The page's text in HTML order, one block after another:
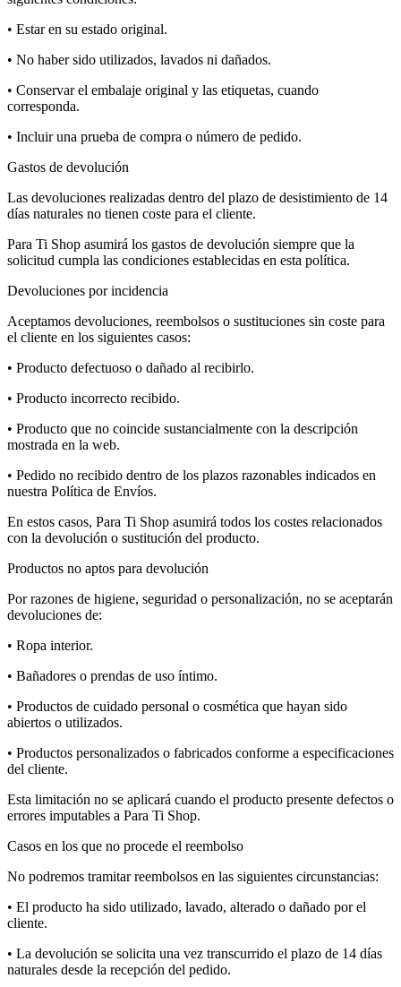
• Estar en su estado original.
• No haber sido utilizados, lavados ni dañados.
• Conservar el embalaje original y las etiquetas, cuando
corresponda.
• Incluir una prueba de compra o número de pedido.
Gastos de devolución
Las devoluciones realizadas dentro del plazo de desistimiento de 14
días naturales no tienen coste para el cliente.
Para Ti Shop asumirá los gastos de devolución siempre que la
solicitud cumpla las condiciones establecidas en esta política.
Devoluciones por incidencia
Aceptamos devoluciones, reembolsos o sustituciones sin coste para
el cliente en los siguientes casos:
• Producto defectuoso o dañado al recibirlo.
• Producto incorrecto recibido.
• Producto que no coincide sustancialmente con la descripción
mostrada en la web.
• Pedido no recibido dentro de los plazos razonables indicados en
nuestra Política de Envíos.
En estos casos, Para Ti Shop asumirá todos los costes relacionados
con la devolución o sustitución del producto.
Productos no aptos para devolución
Por razones de higiene, seguridad o personalización, no se aceptarán
devoluciones de:
• Ropa interior.
• Bañadores o prendas de uso íntimo.
• Productos de cuidado personal o cosmética que hayan sido
abiertos o utilizados.
• Productos personalizados o fabricados conforme a especificaciones
del cliente.
Esta limitación no se aplicará cuando el producto presente defectos o
errores imputables a Para Ti Shop.
Casos en los que no procede el reembolso
No podremos tramitar reembolsos en las siguientes circunstancias:
• El producto ha sido utilizado, lavado, alterado o dañado por el
cliente.
• La devolución se solicita una vez transcurrido el plazo de 14 días
naturales desde la recepción del pedido.